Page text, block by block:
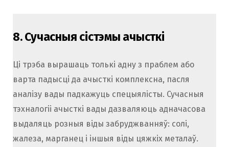
8.Сучасныя сістэмы ачысткі
Ці трэба вырашаць толькі адну з праблем або
варта падысці да ачысткі комплексна, пасля
аналізу вады падкажуць спецыялісты. Сучасныя
тэхналогіі ачысткі вады дазваляюць адначасова
выдаляць розныя віды забруджванняў: солі,
жалеза, марганец і іншыя віды цяжкіх металаў.